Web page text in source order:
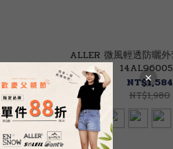
ALLER 微風輕透防曬
NT$1,584
NT$1,980